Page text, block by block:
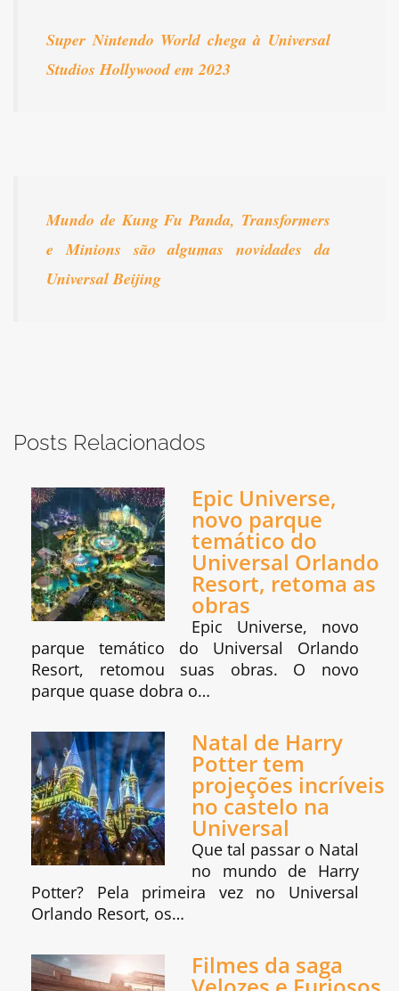
Super Nintendo World chega à Universal
Studios Hollywood em 2023
Mundo de Kung Fu Panda, Transformers
e Minions são algumas novidades da
Universal Beijing
Posts Relacionados
Epic Universe,
novo parque
temático do
Universal Orlando
Resort, retoma as
obras
Epic Universe, novo
parque temático do Universal Orlando
Resort, retomou suas obras. O novo
parque quase dobra o…
Natal de Harry
Potter tem
projeções incríveis
no castelo na
Universal
Que tal passar o Natal
no mundo de Harry
Potter? Pela primeira vez no Universal
Orlando Resort, os…
Filmes da saga